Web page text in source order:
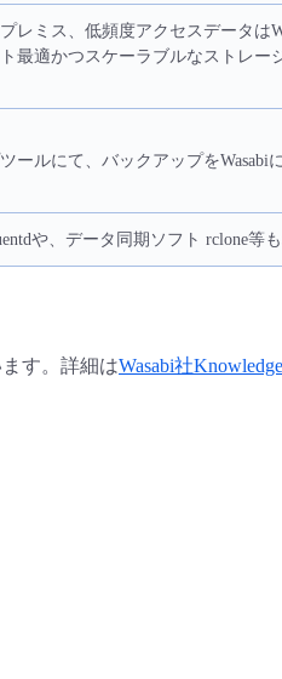
レミス、低頻度アクセスデータは
最適かつスケーラブルなストレー
ールにて、バックアップをWasabi
や、データ同期ソフト rclone等も
す。詳細はWasabi社